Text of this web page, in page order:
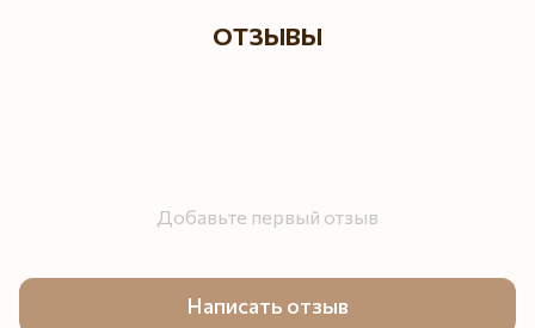
ОТЗЫВЫ
Добавьте первый отзыв
Написать отзыв